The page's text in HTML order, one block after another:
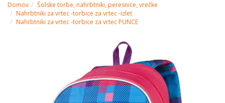
Domov
Šolske torbe, nahrbtniki, peresnice, vrečke
Nahrbtniki za vrtec -torbice za vrtec -izlet
Nahrbtniki za vrtec -torbice za vrtec PUNCE